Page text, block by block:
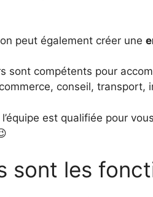
peut également créer une
sont compétents pour
conseil, transport,
est qualifiée pour
sont les